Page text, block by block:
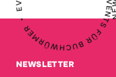
NEWSLETTER